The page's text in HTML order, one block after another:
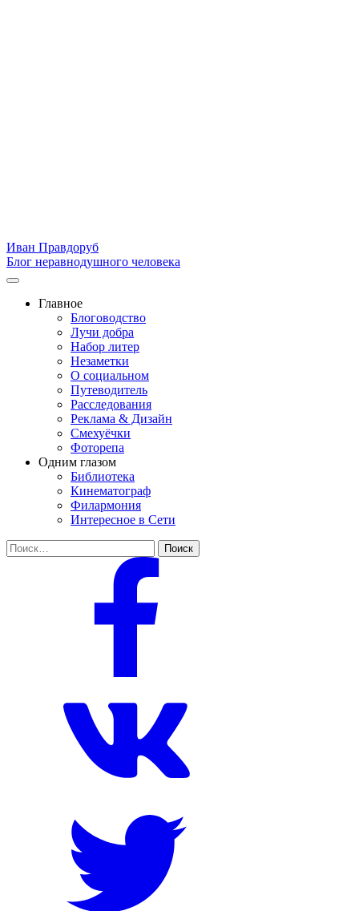
Иван Правдоруб
Блог неравнодушного человека
Главное
Блоговодство
Лучи добра
Набор литер
Незаметки
О социальном
Путеводитель
Расследования
Реклама & Дизайн
Смехуёчки
Фоторепа
Одним глазом
Библиотека
Кинематограф
Филармония
Интересное в Сети
Найти: